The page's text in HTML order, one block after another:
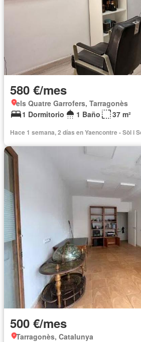
580 €/mes
els Quatre Garrofers, Tarragonès
1 Dormitorio
1 Baño 37 m²
Hace 1 semana, 2 días en Yaencontre - Sòl i
500 €/mes
Tarragonès, Catalunya